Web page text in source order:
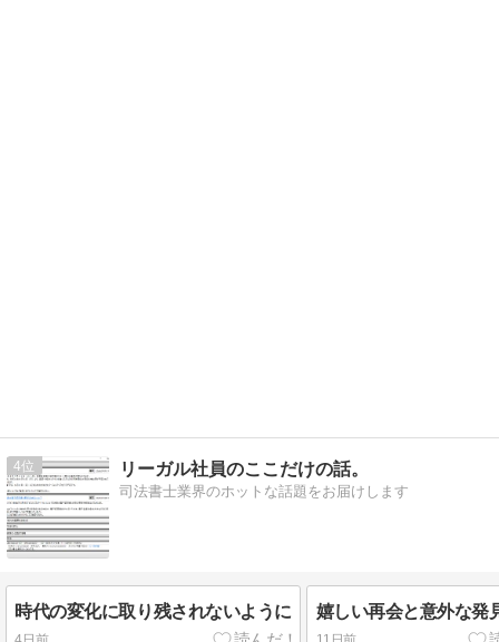
4 リーガル社員のここだけの話。
司法書士業界のホットな話題をお届けします
時代の変化に取り残されないように 嬉しい再会と意外な発